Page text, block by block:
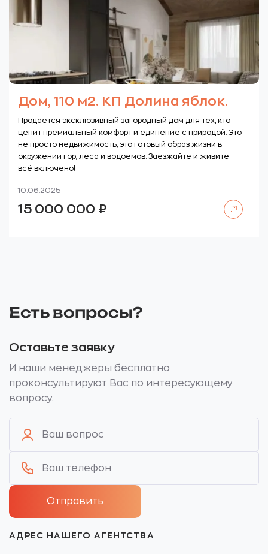
Дом, 110 м2. КП Долина яблок.
Продается эксклюзивный загородный дом для тех, кто
ценит премиальный комфорт и единение с природой. Это
не просто недвижимость, это готовый образ жизни в
окружении гор, леса и водоемов. Заезжайте и живите —
всё включено!
10.06.2025
15 000 000 ₽
Есть вопросы?
Оставьте заявку
И наши менеджеры бесплатно
проконсультируют Вас по интересующему
вопросу.
АДРЕС НАШЕГО АГЕНТСТВА